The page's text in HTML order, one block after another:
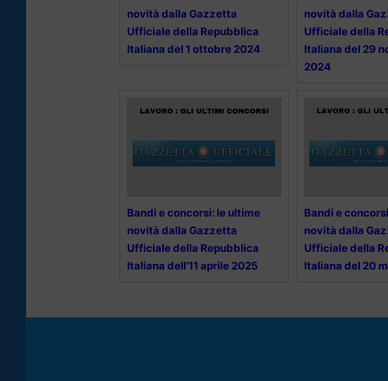
novità dalla Gazzetta
Ufficiale della Repubblica
Italiana del 1 ottobre 2024
novità dalla
Ufficiale della
Italiana del 29
2024
Bandi e concorsi: le ultime
novità dalla Gazzetta
Ufficiale della Repubblica
Italiana dell’11 aprile 2025
Bandi e
novità dalla
Ufficiale della
Italiana del 20